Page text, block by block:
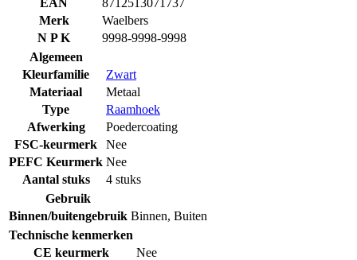
EAN
8712513071737
Merk
Waelbers
N P K
9998-9998-9998
Algemeen
Kleurfamilie
Zwart
Materiaal
Metaal
Type
Raamhoek
Afwerking
Poedercoating
FSC-keurmerk
Nee
PEFC Keurmerk Nee
Aantal stuks
4 stuks
Gebruik
Binnen/buitengebruik Binnen, Buiten
Technische kenmerken
CE keurmerk
Nee